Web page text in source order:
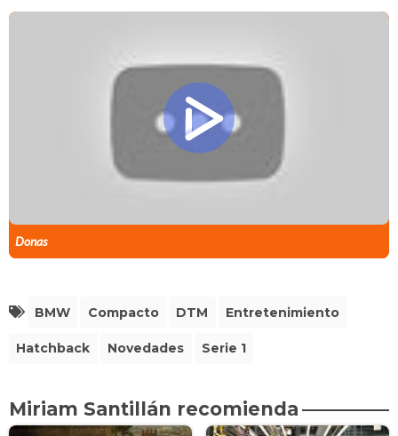
Donas
BMW Compacto DTM Entretenimiento
Hatchback Novedades Serie 1
Miriam Santillán recomienda